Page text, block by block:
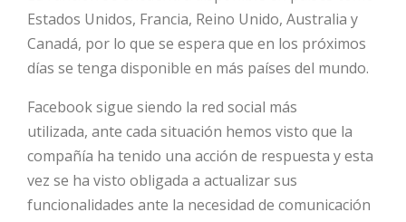
Estados Unidos, Francia, Reino Unido, Australia y
Canadá, por lo que se espera que en los próximos
días se tenga disponible en más países del mundo.
Facebook sigue siendo la red social más
utilizada, ante cada situación hemos visto que la
compañía ha tenido una acción de respuesta y esta
vez se ha visto obligada a actualizar sus
funcionalidades ante la necesidad de comunicación